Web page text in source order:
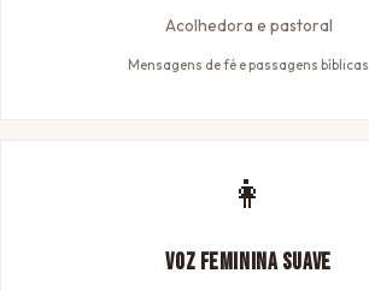
Acolhedora e pastoral
Mensagens de fé e passagens bíblicas
👩
Voz Feminina Suave